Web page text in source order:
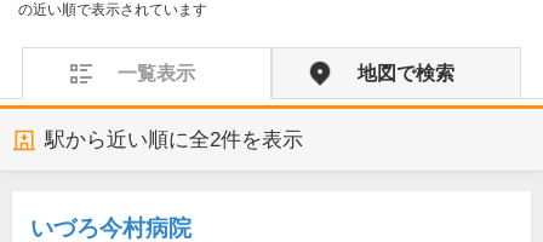
の近い順で表示されています
一覧表示 地図で検索
駅から近い順に全2件を表示
いづろ今村病院